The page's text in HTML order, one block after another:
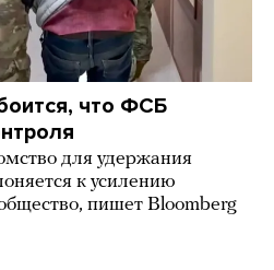
что ФСБ
для удержания
к усилению
пишет Bloomberg